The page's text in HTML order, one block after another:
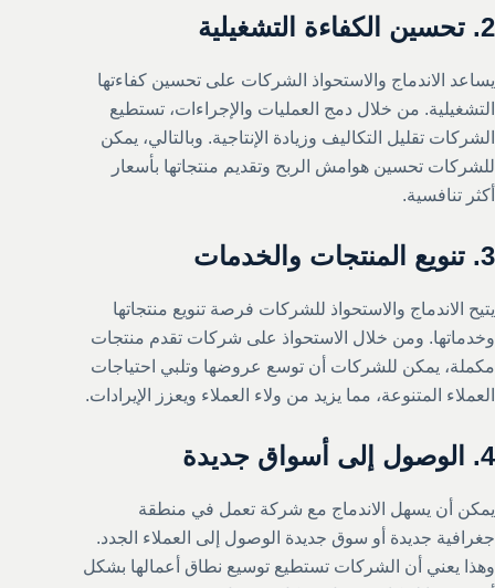
2. تحسين الكفاءة التشغيلية
يساعد الاندماج والاستحواذ الشركات على تحسين كفاءتها
التشغيلية. من خلال دمج العمليات والإجراءات، تستطيع
الشركات تقليل التكاليف وزيادة الإنتاجية. وبالتالي، يمكن
للشركات تحسين هوامش الربح وتقديم منتجاتها بأسعار
أكثر تنافسية.
3. تنويع المنتجات والخدمات
يتيح الاندماج والاستحواذ للشركات فرصة تنويع منتجاتها
وخدماتها. ومن خلال الاستحواذ على شركات تقدم منتجات
مكملة، يمكن للشركات أن توسع عروضها وتلبي احتياجات
العملاء المتنوعة، مما يزيد من ولاء العملاء ويعزز الإيرادات.
4. الوصول إلى أسواق جديدة
يمكن أن يسهل الاندماج مع شركة تعمل في منطقة
جغرافية جديدة أو سوق جديدة الوصول إلى العملاء الجدد.
وهذا يعني أن الشركات تستطيع توسيع نطاق أعمالها بشكل